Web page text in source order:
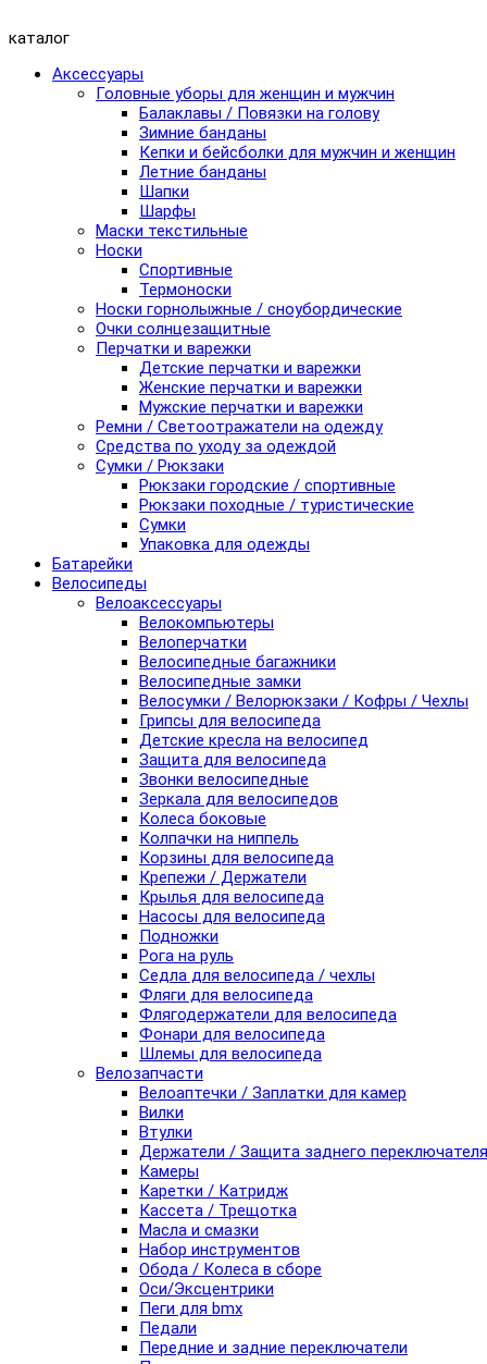
каталог
Аксессуары
Головные уборы для женщин и мужчин
Балаклавы / Повязки на голову
Зимние банданы
Кепки и бейсболки для мужчин и женщин
Летние банданы
Шапки
Шарфы
Маски текстильные
Носки
Спортивные
Термоноски
Носки горнолыжные / сноубордические
Очки солнцезащитные
Перчатки и варежки
Детские перчатки и варежки
Женские перчатки и варежки
Мужские перчатки и варежки
Ремни / Светоотражатели на одежду
Средства по уходу за одеждой
Сумки / Рюкзаки
Рюкзаки городские / спортивные
Рюкзаки походные / туристические
Сумки
Упаковка для одежды
Батарейки
Велосипеды
Велоаксессуары
Велокомпьютеры
Велоперчатки
Велосипедные багажники
Велосипедные замки
Велосумки / Велорюкзаки / Кофры / Чехлы
Грипсы для велосипеда
Детские кресла на велосипед
Защита для велосипеда
Звонки велосипедные
Зеркала для велосипедов
Колеса боковые
Колпачки на ниппель
Корзины для велосипеда
Крепежи / Держатели
Крылья для велосипеда
Насосы для велосипеда
Подножки
Рога на руль
Седла для велосипеда / чехлы
Фляги для велосипеда
Флягодержатели для велосипеда
Фонари для велосипеда
Шлемы для велосипеда
Велозапчасти
Велоаптечки / Заплатки для камер
Вилки
Втулки
Держатели / Защита заднего переключателя
Камеры
Каретки / Катридж
Кассета / Трещотка
Масла и смазки
Набор инструментов
Обода / Колеса в сборе
Оси/Эксцентрики
Пеги для bmx
Педали
Передние и задние переключатели